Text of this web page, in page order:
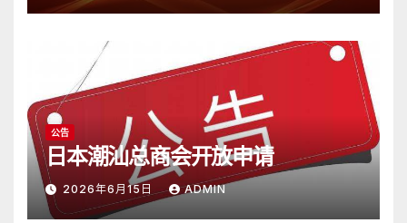
公告
日本潮汕总商会开放申请
2026年6月15日 ADMIN